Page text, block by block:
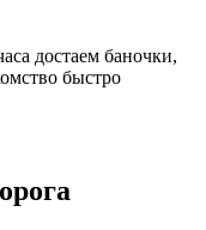
достаем баночки,
быстро